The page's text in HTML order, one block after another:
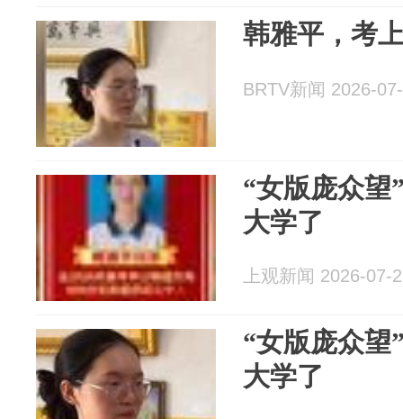
韩雅平，考
BRTV新闻 2026-
“女版庞众望
大学了
上观新闻 2026-07-
“女版庞众望
大学了